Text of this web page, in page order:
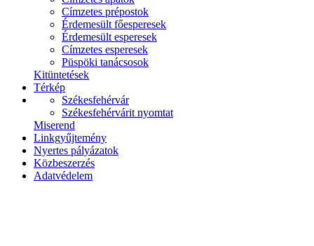
Címzetes prépostok
Érdemesült főesperesek
Érdemesült esperesek
Címzetes esperesek
Püspöki tanácsosok
Kitüntetések
Térkép
Székesfehérvár
Székesfehérvárit nyomtat
Miserend
Linkgyűjtemény
Nyertes pályázatok
Közbeszerzés
Adatvédelem